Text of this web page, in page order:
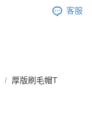
客服
厚版刷毛帽T